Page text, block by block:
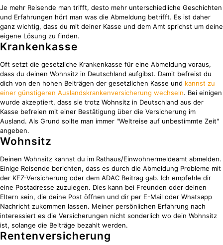
Je mehr Reisende man trifft, desto mehr unterschiedliche Geschichten
und Erfahrungen hört man was die Abmeldung betrifft. Es ist daher
ganz wichtig, dass du mit deiner Kasse und dem Amt sprichst um deine
eigene Lösung zu finden.
Krankenkasse
Oft setzt die gesetzliche Krankenkasse für eine Abmeldung voraus,
dass du deinen Wohnsitz in Deutschland aufgibst. Damit befreist du
dich von den hohen Beiträgen der gesetzlichen Kasse und kannst zu
einer günstigeren Auslandskrankenversicherung wechseln. Bei einigen
wurde akzeptiert, dass sie trotz Wohnsitz in Deutschland aus der
Kasse befreien mit einer Bestätigung über die Versicherung im
Ausland. Als Grund sollte man immer "Weltreise auf unbestimmte Zeit"
angeben.
Wohnsitz
Deinen Wohnsitz kannst du im Rathaus/Einwohnermeldeamt abmelden.
Einige Reisende berichten, dass es durch die Abmeldung Probleme mit
der KFZ-Versicherung oder dem ADAC Beitrag gab. Ich empfehle dir
eine Postadresse zuzulegen. Dies kann bei Freunden oder deinen
Eltern sein, die deine Post öffnen und dir per E-Mail oder Whatsapp
Nachricht zukommen lassen. Meiner persönlichen Erfahrung nach
interessiert es die Versicherungen nicht sonderlich wo dein Wohnsitz
ist, solange die Beiträge bezahlt werden.
Rentenversicherung